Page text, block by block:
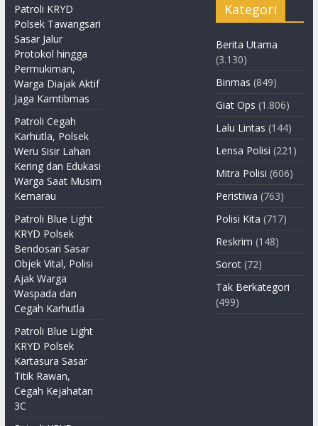
Patroli KRYD
Polsek Tawangsari
Sasar Jalur
Protokol hingga
Permukiman,
Warga Diajak Aktif
Jaga Kamtibmas
Patroli Cegah
Karhutla, Polsek
Weru Sisir Lahan
Kering dan Edukasi
Warga Saat Musim
Kemarau
Patroli Blue Light
KRYD Polsek
Bendosari Sasar
Objek Vital, Polisi
Ajak Warga
Waspada dan
Cegah Karhutla
Patroli Blue Light
KRYD Polsek
Kartasura Sasar
Titik Rawan,
Cegah Kejahatan
3C
Kategori
Berita Utama
(3.130)
Binmas (849)
Giat Ops (1.806)
Lalu Lintas (144)
Lensa Polisi (221)
Mitra Polisi (606)
Peristiwa (763)
Polisi Kita (717)
Reskrim (148)
Sorot (72)
Tak Berkategori
(499)